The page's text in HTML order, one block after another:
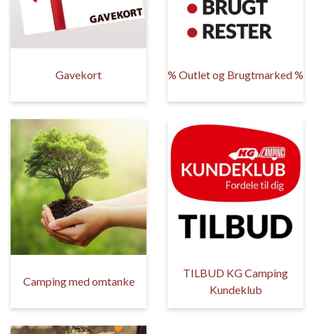
Gavekort % Outlet og Brugtmarked %
Camping med omtanke
TILBUD KG Camping
Kundeklub